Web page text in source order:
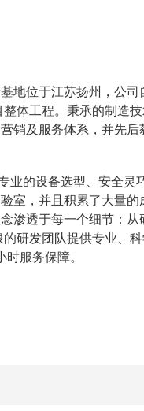
位于江苏扬州，公
体工程。秉承的制造
及服务体系，并先
业的设备选型、安全灵
室，并且积累了大量
渗透于每一个细节：
研发团队提供专业、
时服务保障。